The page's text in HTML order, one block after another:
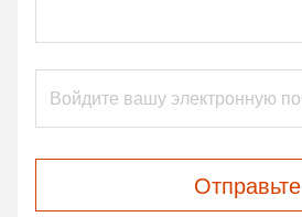
Отправьте